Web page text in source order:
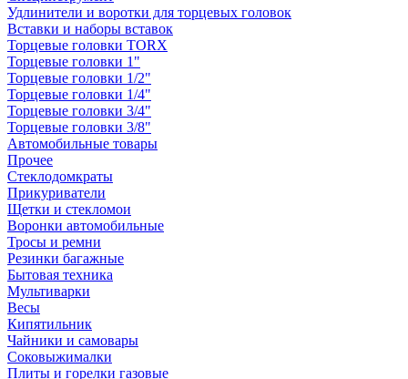
Удлинители и воротки для торцевых головок
Вставки и наборы вставок
Торцевые головки TORX
Торцевые головки 1"
Торцевые головки 1/2"
Торцевые головки 1/4"
Торцевые головки 3/4"
Торцевые головки 3/8"
Автомобильные товары
Прочее
Стеклодомкраты
Прикуриватели
Щетки и стекломои
Воронки автомобильные
Тросы и ремни
Резинки багажные
Бытовая техника
Мультиварки
Весы
Кипятильник
Чайники и самовары
Соковыжималки
Плиты и горелки газовые